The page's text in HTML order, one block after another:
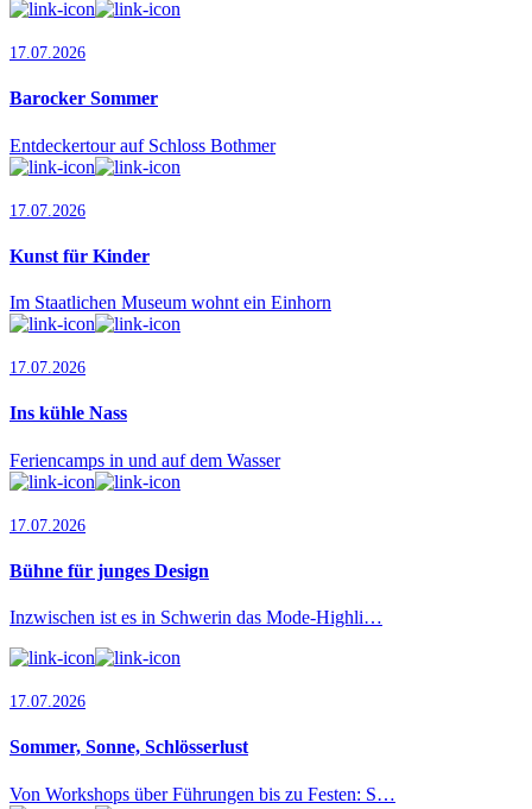
17.07.2026
Barocker Sommer
Entdeckertour auf Schloss Bothmer
17.07.2026
Kunst für Kinder
Im Staatlichen Museum wohnt ein Einhorn
17.07.2026
Ins kühle Nass
Feriencamps in und auf dem Wasser
17.07.2026
Bühne für junges Design
Inzwischen ist es in Schwerin das Mode-Highli…
17.07.2026
Sommer, Sonne, Schlösserlust
Von Workshops über Führungen bis zu Festen: S…